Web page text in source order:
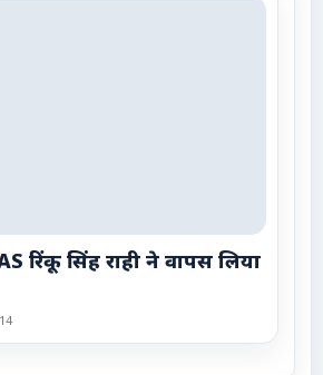
रिंकू सिंह राही ने वापस लिया
14